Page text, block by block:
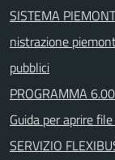
SISTEMA
nistrazione
pubblici
PROGRAMMA
Guida per aprire
SERVIZIO